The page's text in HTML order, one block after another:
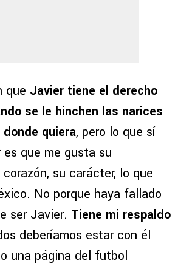
que Javier tiene el derecho
se le hinchen las narices
quiera, pero lo que sí
que me gusta su
su carácter, lo que
No porque haya fallado
ser Javier. Tiene mi respaldo
deberíamos estar con él
una página del futbol